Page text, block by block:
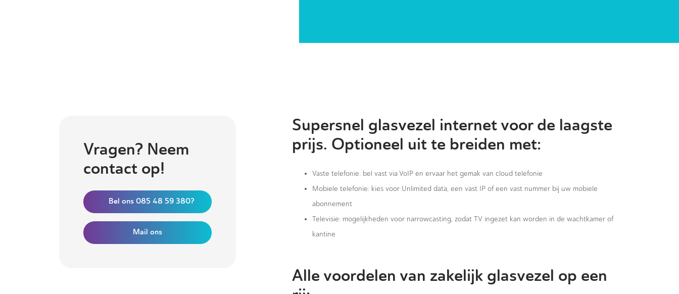
Vragen? Neem
contact op!
Bel ons 085 48 59 380?
Mail ons
Supersnel glasvezel internet voor de laagste
prijs. Optioneel uit te breiden met:
Vaste telefonie: bel vast via VoIP en ervaar het gemak van cloud telefonie
Mobiele telefonie: kies voor Unlimited data, een vast IP of een vast nummer bij uw mobiele
abonnement
Televisie: mogelijkheden voor narrowcasting, zodat TV ingezet kan worden in de wachtkamer of
kantine
Alle voordelen van zakelijk glasvezel op een